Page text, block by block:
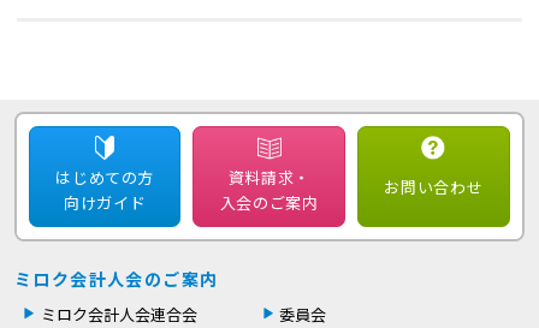
はじめての方
向けガイド
資料請求・
入会のご案内
お問い合わせ
ミロク会計人会のご案内
ミロク会計人会連合会
委員会